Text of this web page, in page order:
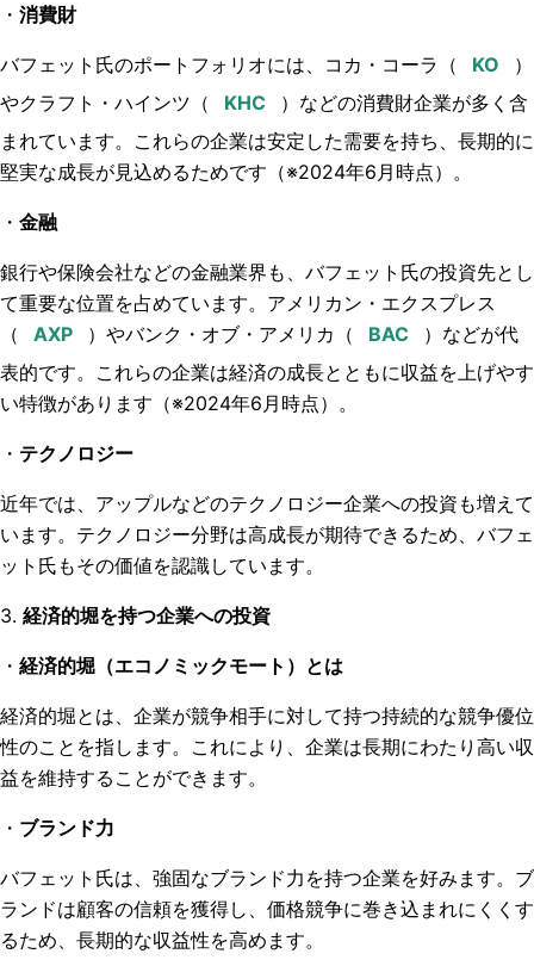
・ 消費財
バフェット氏のポートフォリオには、コカ・コーラ（
）
やクラフト・ハインツ（
）などの消費財企業が多く含
まれています。これらの企業は安定した需要を持ち、長期的に
堅実な成長が見込めるためです（※2024年6月時点）。
・ 金融
銀行や保険会社などの金融業界も、バフェット氏の投資先とし
て重要な位置を占めています。アメリカン・エクスプレス
（
）やバンク・オブ・アメリカ（
）などが代
表的です。これらの企業は経済の成長とともに収益を上げやす
い特徴があります（※2024年6月時点）。
・ テクノロジー
近年では、アップルなどのテクノロジー企業への投資も増えて
います。テクノロジー分野は高成長が期待できるため、バフェ
ット氏もその価値を認識しています。
3. 経済的堀を持つ企業への投資
・ 経済的堀（エコノミックモート）とは
経済的堀とは、企業が競争相手に対して持つ持続的な競争優位
性のことを指します。これにより、企業は長期にわたり高い収
益を維持することができます。
・ ブランド力
バフェット氏は、強固なブランド力を持つ企業を好みます。ブ
ランドは顧客の信頼を獲得し、価格競争に巻き込まれにくくす
るため、長期的な収益性を高めます。